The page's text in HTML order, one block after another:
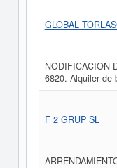
GLOBAL
NODIFICACION
6820. Alquiler de
F 2 GRUP SL